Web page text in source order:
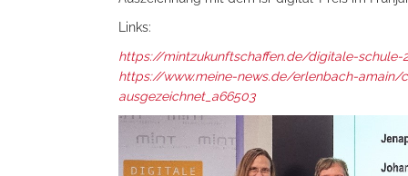
Links:
https://mintzukunftschaffen.de/digitale-schule-
https://www.meine-news.de/erlenbach-
ausgezeichnet_a66503